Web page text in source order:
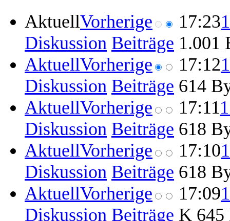
AktuellVorherige 17:23
Diskussion Beiträge 1.001
AktuellVorherige 17:12
Diskussion Beiträge 614
AktuellVorherige 17:11
Diskussion Beiträge 618
AktuellVorherige 17:10
Diskussion Beiträge 618
AktuellVorherige 17:09
Diskussion Beiträge K 645